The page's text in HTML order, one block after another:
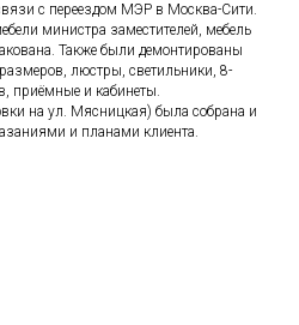
с переездом МЭР в Москва-Сити.
министра заместителей, мебель
Также были демонтированы
люстры, светильники, 8-
приёмные и кабинеты.
на ул. Мясницкая) была собрана и
и планами клиента.